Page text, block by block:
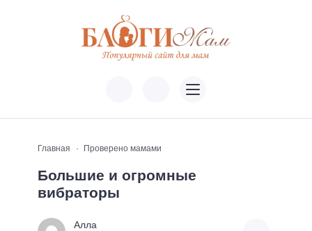
Главная Проверено мамами
Большие и огромные
вибраторы
Алла